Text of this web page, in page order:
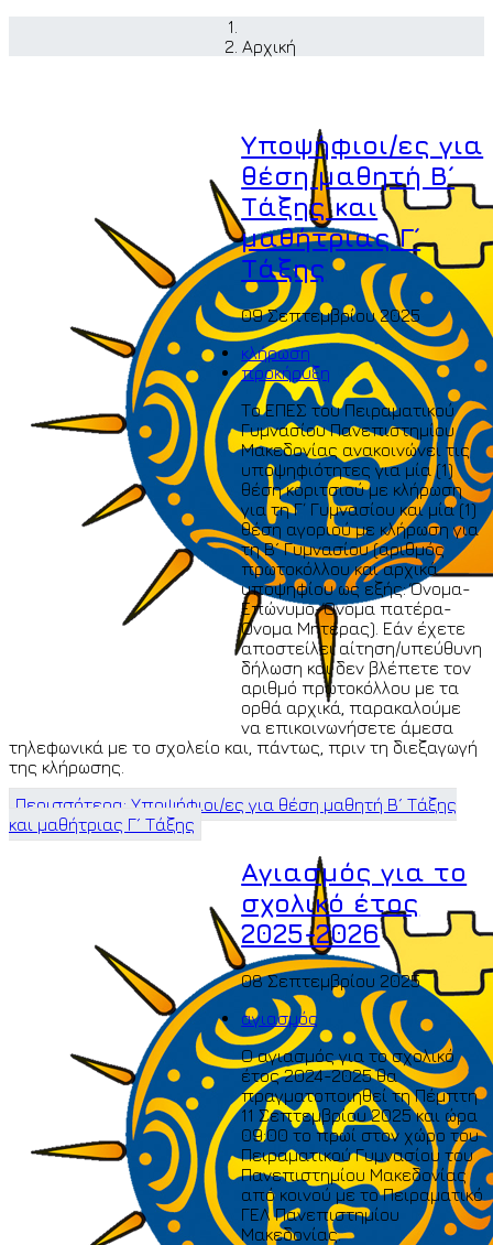
Αρχική
Υποψήφιοι/ες για
θέση μαθητή Β´
Τάξης και
μαθήτριας Γ´
Τάξης
09 Σεπτεμβρίου 2025
κλήρωση
προκήρυξη
Το ΕΠΕΣ του Πειραματικού
Γυμνασίου Πανεπιστημίου
Μακεδονίας ανακοινώνει τις
υποψηφιότητες για μία (1)
θέση κοριτσιού με κλήρωση
για τη Γ΄ Γυμνασίου και μία (1)
θέση αγοριού με κλήρωση για
τη Β´ Γυμνασίου (αριθμός
πρωτοκόλλου και αρχικά
υποψηφίου ως εξής: Όνομα-
Επώνυμο-Όνομα πατέρα-
Όνομα Μητέρας). Εάν έχετε
αποστείλει αίτηση/υπεύθυνη
δήλωση και δεν βλέπετε τον
αριθμό πρωτοκόλλου με τα
ορθά αρχικά, παρακαλούμε
να επικοινωνήσετε άμεσα
τηλεφωνικά με το σχολείο και, πάντως, πριν τη διεξαγωγή
της κλήρωσης.
Περισσότερα: Υποψήφιοι/ες για θέση μαθητή Β´ Τάξης
και μαθήτριας Γ´ Τάξης
Αγιασμός για το
σχολικό έτος
2025-2026
08 Σεπτεμβρίου 2025
αγιασμός
Ο αγιασμός για το σχολικό
έτος 2024-2025 θα
πραγματοποιηθεί τη Πέμπτη
11 Σεπτεμβρίου 2025 και ώρα
09:00 το πρωί στον χώρο του
Πειραματικού Γυμνασίου του
Πανεπιστημίου Μακεδονίας
από κοινού με το Πειραματικό
ΓΕΛ Πανεπιστημίου
Μακεδονίας.